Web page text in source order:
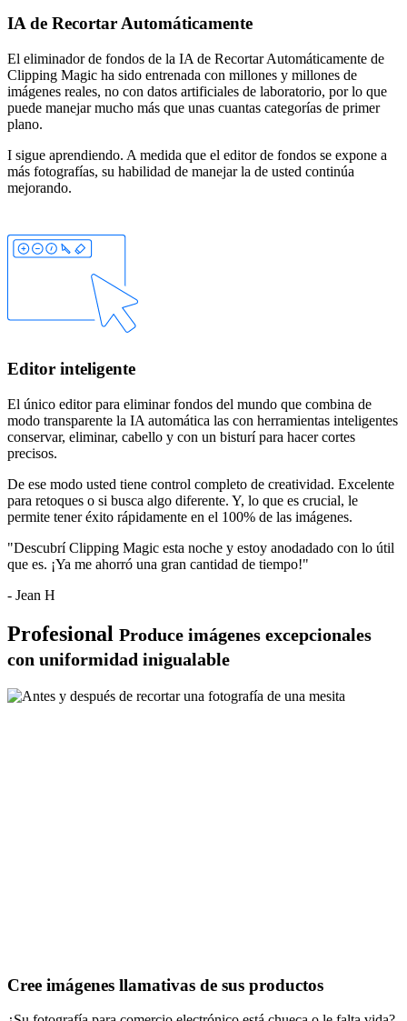
IA de Recortar Automáticamente
El eliminador de fondos de la IA de Recortar Automáticamente de
Clipping Magic ha sido entrenada con millones y millones de
imágenes reales, no con datos artificiales de laboratorio, por lo que
puede manejar mucho más que unas cuantas categorías de primer
plano.
I sigue aprendiendo. A medida que el editor de fondos se expone a
más fotografías, su habilidad de manejar la de usted continúa
mejorando.
Editor inteligente
El único editor para eliminar fondos del mundo que combina de
modo transparente la IA automática las con herramientas inteligentes
conservar, eliminar, cabello y con un bisturípara hacer cortes
precisos.
De ese modo usted tiene control completo de creatividad. Excelente
para retoques o si busca algo diferente. Y, lo que es crucial, le
permite tener éxito rápidamente en el 100% de las imágenes.
"Descubrí Clipping Magic esta noche y estoy anodadado con lo útil
que es. ¡Ya me ahorró una gran cantidad de tiempo!"
- Jean H
Profesional Produce imágenes excepcionales
con uniformidad inigualable
Cree imágenes llamativas de sus productos